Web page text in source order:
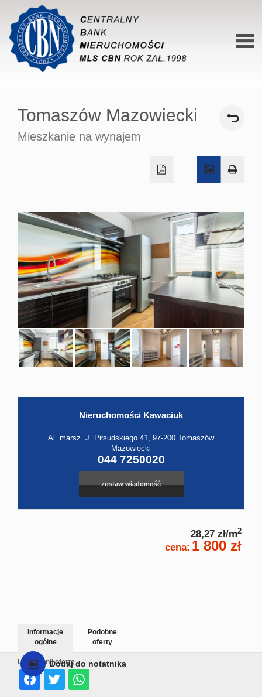
O
Tomaszów Mazowiecki
Mieszkanie na wynajem
Nieruchomości Kawaciuk
Al. marsz. J. Piłsudskiego 41, 97-200 Tomaszów
Mazowiecki
044 7250020
zostaw wiadomość
28,27 zł/m2
cena: 1 800 zł
Dodaj do notatnika
Udostępnij ofertę
Informacje
ogólne
Podobne
oferty